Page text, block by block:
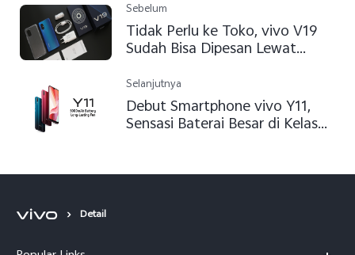
Sebelum
Tidak Perlu ke Toko, vivo V19
Sudah Bisa Dipesan Lewat
Selanjutnya
Debut Smartphone vivo Y11,
Sensasi Baterai Besar di Kelas
Detail